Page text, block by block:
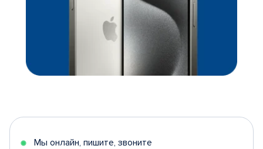
Мы онлайн, пишите, звоните